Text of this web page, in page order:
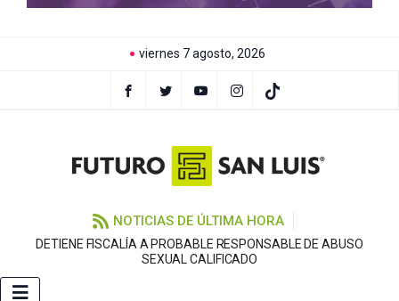
viernes 7 agosto, 2026
NOTICIAS DE ÚLTIMA HORA
DETIENE FISCALÍA A PROBABLE RESPONSABLE DE ABUSO
SEXUAL CALIFICADO